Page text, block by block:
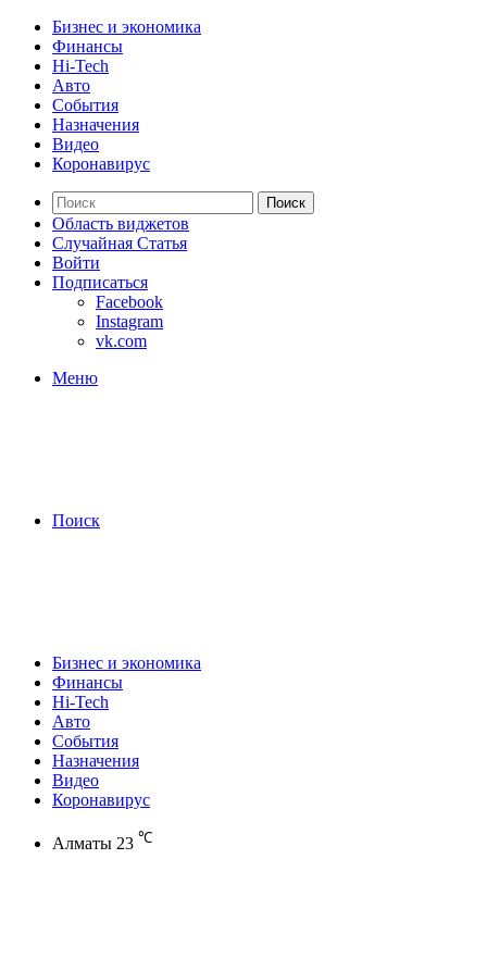
Бизнес и экономика
Финансы
Hi-Tech
Авто
События
Назначения
Видео
Коронавирус
Поиск
Область виджетов
Случайная Статья
Войти
Подписаться
Facebook
Instagram
vk.com
Меню
Поиск
Бизнес и экономика
Финансы
Hi-Tech
Авто
События
Назначения
Видео
Коронавирус
Алматы 23 ℃